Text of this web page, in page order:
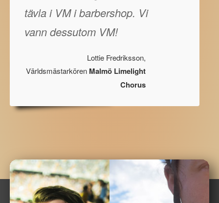
tävla i VM i barbershop. Vi
vann dessutom VM!
Lottie Fredriksson,
Världsmästarkören Malmö Limelight
Chorus